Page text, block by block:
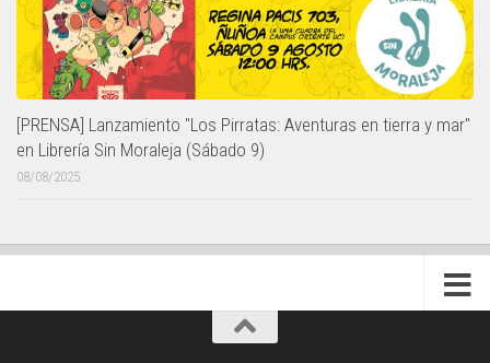
[PRENSA] Lanzamiento "Los Pirratas: Aventuras en tierra y mar"
en Librería Sin Moraleja (Sábado 9)
08/08/2025